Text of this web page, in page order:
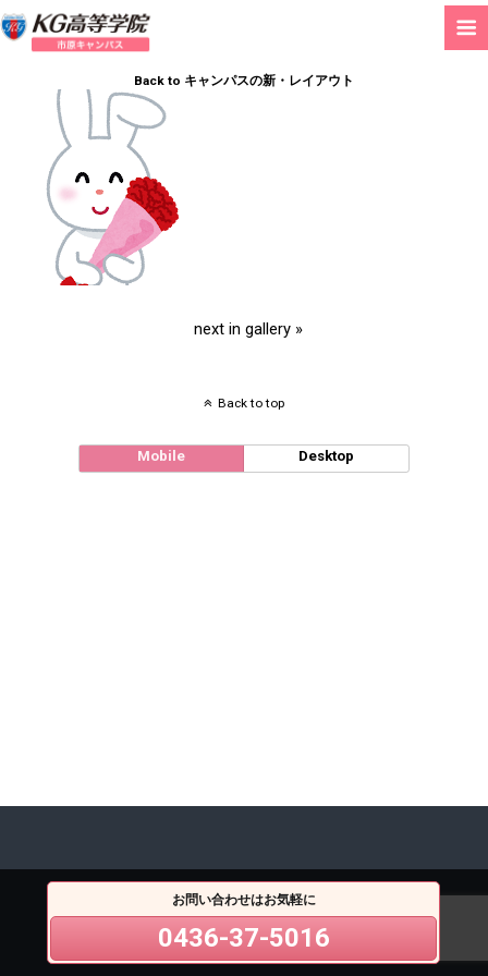
Back to キャンパスの新・レイアウト
next in gallery »
Back to top
Mobile Desktop
お問い合わせはお気軽に
0436-37-5016